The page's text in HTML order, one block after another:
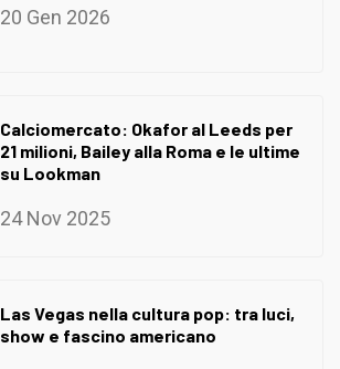
20 Gen 2026
Calciomercato: Okafor al Leeds per
21 milioni, Bailey alla Roma e le ultime
su Lookman
24 Nov 2025
Las Vegas nella cultura pop: tra luci,
show e fascino americano